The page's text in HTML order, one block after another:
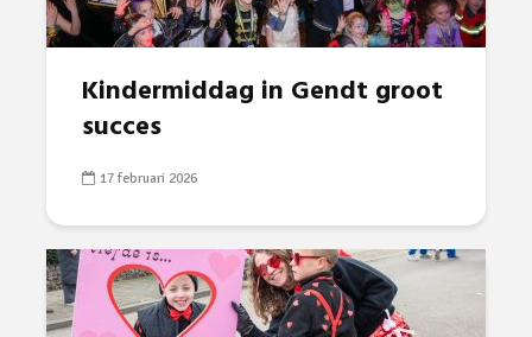
Kindermiddag in Gendt groot
succes
17 februari 2026